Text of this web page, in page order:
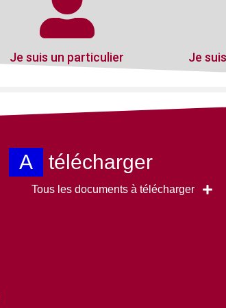
Je suis un particulier Je
A télécharger
Tous les documents à télécharger